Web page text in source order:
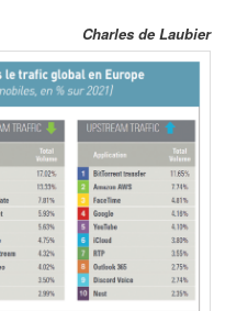
Charles de Laubier